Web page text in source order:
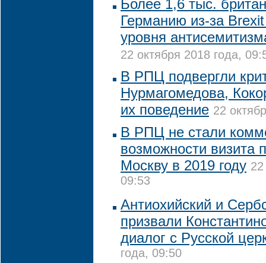
Более 1,6 тыс.
Германию из-за
уровня
22 октября 2018 года,
В РПЦ подвергли
Нурмагомедова,
их поведение 22
В РПЦ не стали
возможности визита
Москву в 2019 году
09:53
Антиохийский и
призвали
диалог с Русской
года, 09:50